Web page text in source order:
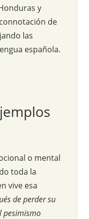
y
de
las
española.
o mental
toda la
vive esa
de perder su
pesimismo